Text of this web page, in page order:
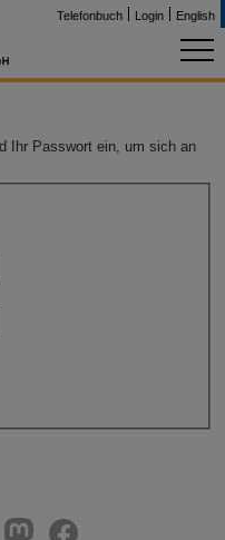
Telefonbuch Login English
Ihr Passwort ein, um sich an